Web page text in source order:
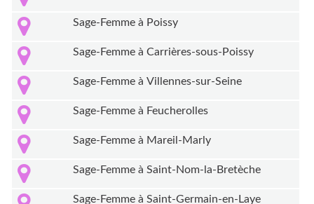
Sage-Femme à Poissy
Sage-Femme à Carrières-sous-Poissy
Sage-Femme à Villennes-sur-Seine
Sage-Femme à Feucherolles
Sage-Femme à Mareil-Marly
Sage-Femme à Saint-Nom-la-Bretèche
Sage-Femme à Saint-Germain-en-Laye